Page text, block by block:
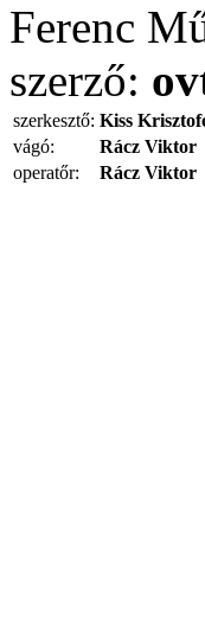
Ferenc
szerző:
szerkesztő: Kiss
vágó:
Rácz Viktor
operatőr:
Rácz Viktor